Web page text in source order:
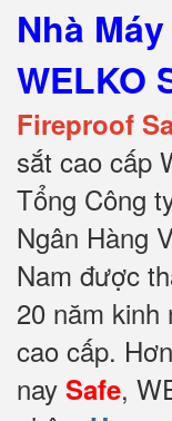
Nhà
WELKO
Fireproof
sắt cao cấp
Tổng Công
Ngân Hàng
Nam được
20 năm kinh
cao cấp.
nay Safe,